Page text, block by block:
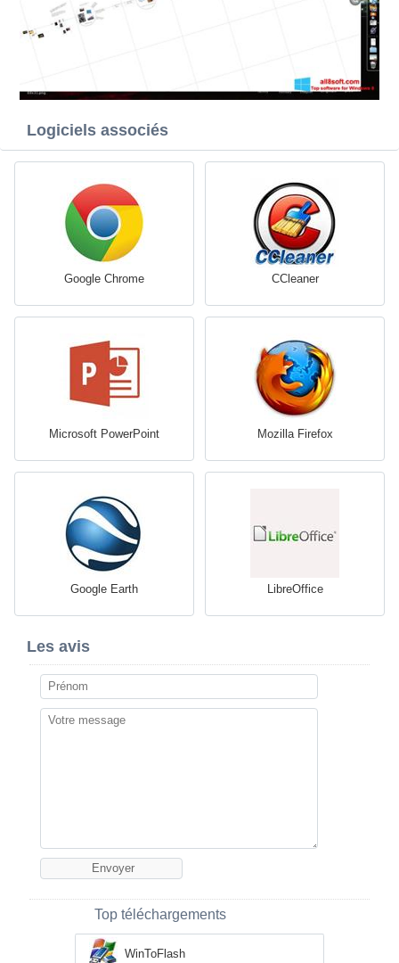
Logiciels associés
Google Chrome CCleaner
Microsoft PowerPoint Mozilla Firefox
Google Earth LibreOffice
Les avis
Top téléchargements
WinToFlash